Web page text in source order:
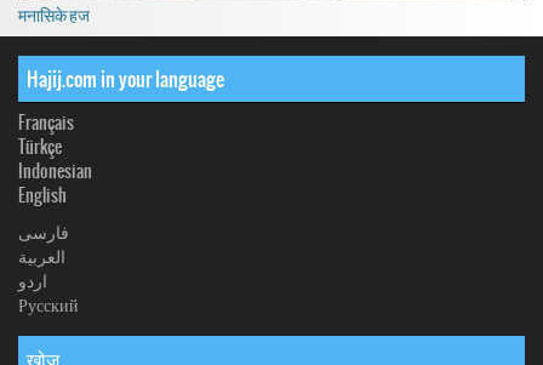
मनासिके हज
Hajij.com in your language
Français
Türkçe
Indonesian
English
فارسی
العربیة
اردو
Русский